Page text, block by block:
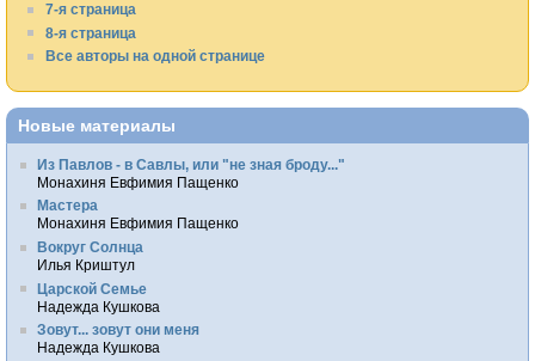
7-я страница
8-я страница
Все авторы на одной странице
Новые материалы
Из Павлов - в Савлы, или "не зная броду..."
Монахиня Евфимия Пащенко
Мастера
Монахиня Евфимия Пащенко
Вокруг Солнца
Илья Криштул
Царской Семье
Надежда Кушкова
Зовут... зовут они меня
Надежда Кушкова